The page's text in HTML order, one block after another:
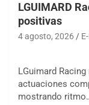
LGUIMARD
positivas
4 agosto, 2026
LGuimard
actuaciones
mostrando